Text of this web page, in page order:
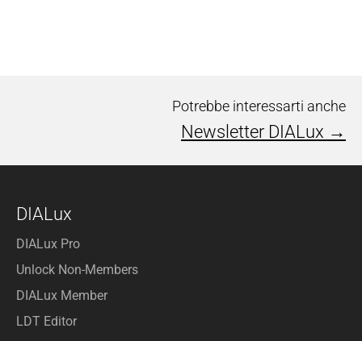
Potrebbe interessarti anche
Newsletter DIALux →
DIALux
DIALux Pro
Unlock Non-Members
DIALux Member
LDT Editor